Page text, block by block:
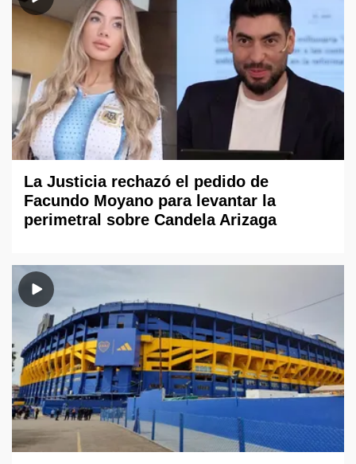
La Justicia rechazó el pedido de
Facundo Moyano para levantar la
perimetral sobre Candela Arizaga